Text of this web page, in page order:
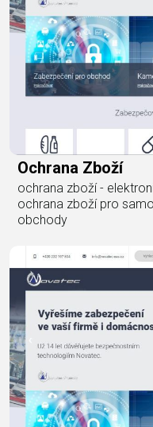
Ochrana Zboží
ochrana zboží -
ochrana zboží pro
obchody